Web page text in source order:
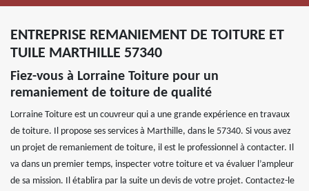
ENTREPRISE REMANIEMENT DE TOITURE ET
TUILE MARTHILLE 57340
Fiez-vous à Lorraine Toiture pour un
remaniement de toiture de qualité
Lorraine Toiture est un couvreur qui a une grande expérience en travaux
de toiture. Il propose ses services à Marthille, dans le 57340. Si vous avez
un projet de remaniement de toiture, il est le professionnel à contacter. Il
va dans un premier temps, inspecter votre toiture et va évaluer l’ampleur
de sa mission. Il établira par la suite un devis de votre projet. Contactez-le